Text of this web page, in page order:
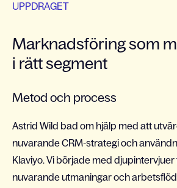
UPPDRAGET
Marknadsföring som
i rätt segment
Metod och process
Astrid Wild bad om hjälp med att
nuvarande CRM-strategi och
Klaviyo. Vi började med
nuvarande utmaningar och